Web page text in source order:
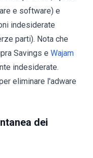
e software) e
indesiderate
parti). Nota che
Savings e Wajam
indesiderate.
eliminare l'adware
dei